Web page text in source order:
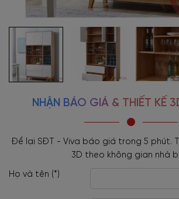
NHẬN BÁO GIÁ & THIẾT KẾ
Để lại SĐT - Viva báo giá trong 5 phút.
3D theo không gian nhà
Họ và tên (*)